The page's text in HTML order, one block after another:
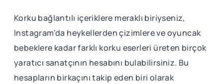
Korku bağlantılı içeriklere meraklı biriyseniz,
Instagram'da heykellerden çizimlere ve oyuncak
bebeklere kadar farklı korku eserleri üreten birçok
yaratıcı sanatçının hesabını bulabilirsiniz. Bu
hesapların birkaçını takip eden biri olarak